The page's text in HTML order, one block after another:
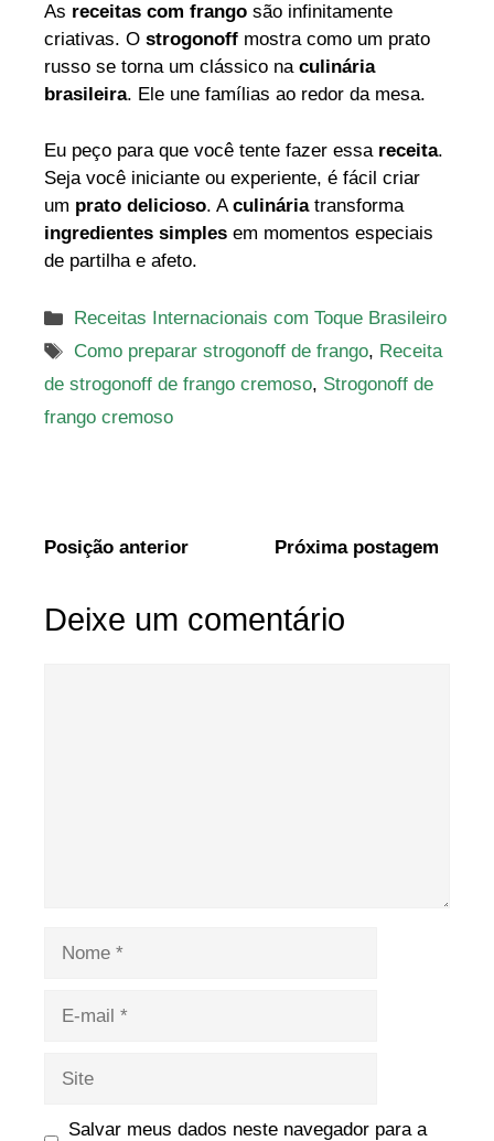
As receitas com frango são infinitamente
criativas. O strogonoff mostra como um prato
russo se torna um clássico na culinária
brasileira. Ele une famílias ao redor da mesa.
Eu peço para que você tente fazer essareceita.
Seja você iniciante ou experiente, é fácil criar
um prato delicioso. Aculinária transforma
ingredientes simples em momentos especiais
de partilha e afeto.
Categorias
Receitas Internacionais com Toque Brasileiro
Tags
Como preparar strogonoff de frango, Receita
de strogonoff de frango cremoso, Strogonoff de
frango cremoso
Posição anterior Próxima postagem
Deixe um comentário
Salvar meus dados neste navegador para a